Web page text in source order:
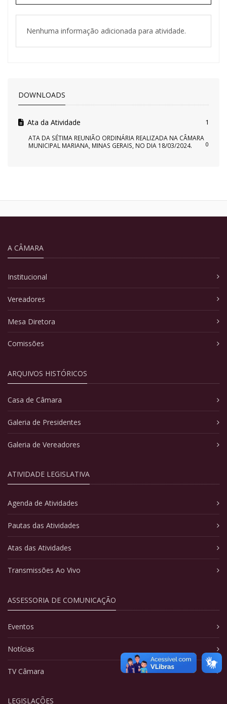
Nenhuma informação adicionada para atividade.
DOWNLOADS
Ata da Atividade 1
ATA DA SÉTIMA REUNIÃO ORDINÁRIA REALIZADA NA CÂMARA
MUNICIPAL MARIANA, MINAS GERAIS, NO DIA 18/03/2024.
0
A CÂMARA
Institucional
Vereadores
Mesa Diretora
Comissões
ARQUIVOS HISTÓRICOS
Casa de Câmara
Galeria de Presidentes
Galeria de Vereadores
ATIVIDADE LEGISLATIVA
Agenda de Atividades
Pautas das Atividades
Atas das Atividades
Transmissões Ao Vivo
ASSESSORIA DE COMUNICAÇÃO
Eventos
Notícias
TV Câmara
LEGISLAÇÕES